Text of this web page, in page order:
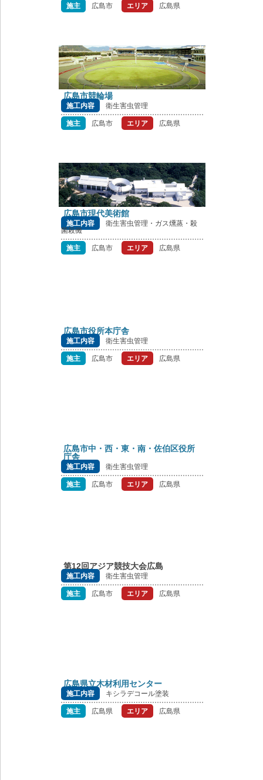
施主
広島市 エリア 広島県
広島市競輪場
施工内容
衛生害虫管理
施主
広島市 エリア 広島県
広島市現代美術館
施工内容 衛生害虫管理・ガス燻蒸・殺
菌殺黴
施主
広島市 エリア 広島県
広島市役所本庁舎
施工内容
衛生害虫管理
施主
広島市 エリア 広島県
広島市中・西・東・南・佐伯区役所
庁舎
施工内容
衛生害虫管理
施主
広島市 エリア 広島県
第12回アジア競技大会広島
施工内容
衛生害虫管理
施主
広島市 エリア 広島県
広島県立木材利用センター
施工内容
キシラデコール塗装
施主
広島県 エリア 広島県